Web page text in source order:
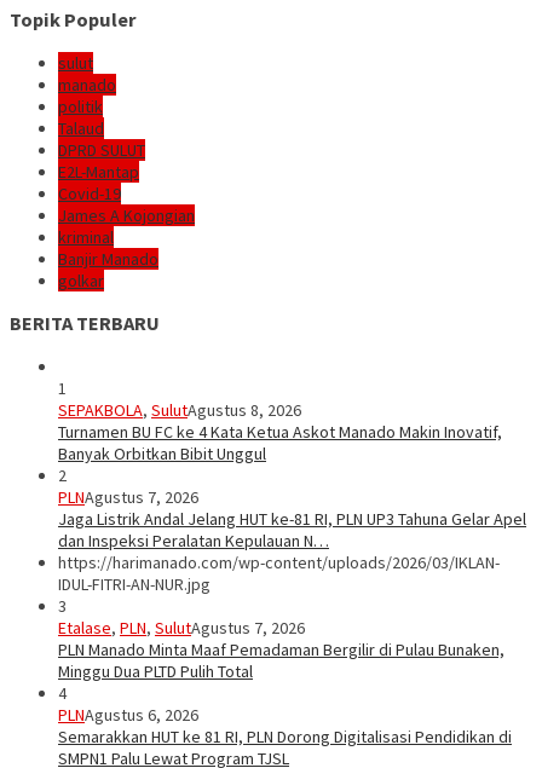
Topik Populer
sulut
manado
politik
Talaud
DPRD SULUT
E2L-Mantap
Covid-19
James A Kojongian
kriminal
Banjir Manado
golkar
BERITA TERBARU
1
SEPAKBOLA, SulutAgustus 8, 2026
Turnamen BU FC ke 4 Kata Ketua Askot Manado Makin Inovatif,
Banyak Orbitkan Bibit Unggul
2
PLNAgustus 7, 2026
Jaga Listrik Andal Jelang HUT ke-81 RI, PLN UP3 Tahuna Gelar Apel
dan Inspeksi Peralatan Kepulauan N…
https://harimanado.com/wp-content/uploads/2026/03/IKLAN-
IDUL-FITRI-AN-NUR.jpg
3
Etalase, PLN, SulutAgustus 7, 2026
PLN Manado Minta Maaf Pemadaman Bergilir di Pulau Bunaken,
Minggu Dua PLTD Pulih Total
4
PLNAgustus 6, 2026
Semarakkan HUT ke 81 RI, PLN Dorong Digitalisasi Pendidikan di
SMPN1 Palu Lewat Program TJSL